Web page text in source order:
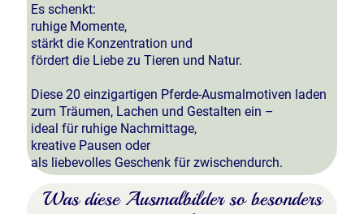
Es schenkt:
ruhige Momente,
stärkt die Konzentration und
fördert die Liebe zu Tieren und Natur.
Diese 20 einzigartigen Pferde-Ausmalmotiven laden
zum Träumen, Lachen und Gestalten ein –
ideal für ruhige Nachmittage,
kreative Pausen oder
als liebevolles Geschenk für zwischendurch.
Was diese Ausmalbilder so besonders